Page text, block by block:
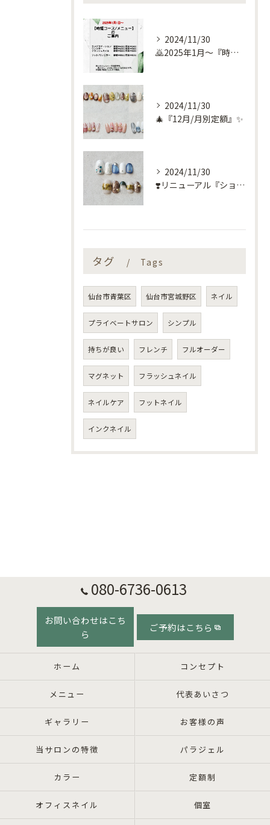
2024/11/30
🙇2025年1月～『時短コース』のお知らせ🙇
2024/11/30
🎄『12月/月別定額』✨
2024/11/30
❣️リニューアル『ショートネイル定額』❣️
タグ Tags
仙台市青葉区 仙台市宮城野区 ネイル
プライベートサロン シンプル
持ちが良い フレンチ フルオーダー
マグネット フラッシュネイル
ネイルケア フットネイル
インクネイル
080-6736-0613
お問い合わせはこち
ら
ご予約はこちら
ホーム コンセプト
メニュー 代表あいさつ
ギャラリー お客様の声
当サロンの特徴 パラジェル
カラー 定額制
オフィスネイル 個室